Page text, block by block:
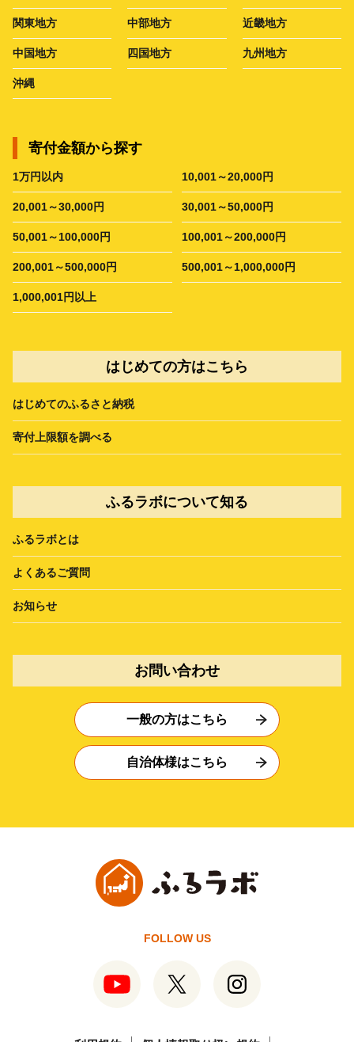
関東地方 中部地方 近畿地方
中国地方 四国地方 九州地方
沖縄
寄付金額から探す
1万円以内 10,001～20,000円
20,001～30,000円 30,001～50,000円
50,001～100,000円 100,001～200,000円
200,001～500,000円 500,001～1,000,000円
1,000,001円以上
はじめての方はこちら
はじめてのふるさと納税
寄付上限額を調べる
ふるラボについて知る
ふるラボとは
よくあるご質問
お知らせ
お問い合わせ
一般の方はこちら
自治体様はこちら
FOLLOW US